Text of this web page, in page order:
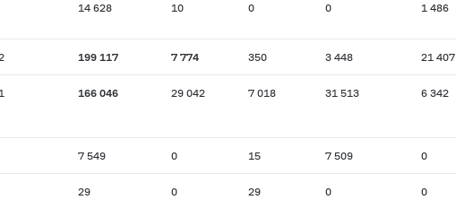
14 628 10 0 0 1 486
199 117 7 774 350 3 448 21 407
166 046 29 042 7 018 31 513 6 342
7 549 0 15 7 509 0
29 0 29 0 0